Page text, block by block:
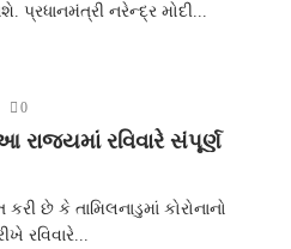
પ્રધાનમંત્રી નરેન્દ્ર મોદી...
0
રાજ્યમાં રવિવારે સંપૂર્ણ
છે કે તામિલનાડુમાં કોરોનાનો
રવિવારે...